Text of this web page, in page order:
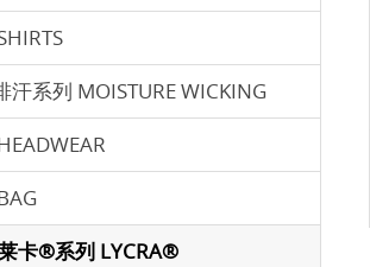
汗系列 MOISTURE WICKING
卡®系列 LYCRA®